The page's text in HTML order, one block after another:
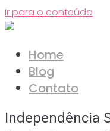
Ir para o conteúdo
Home
Blog
Contato
Independência